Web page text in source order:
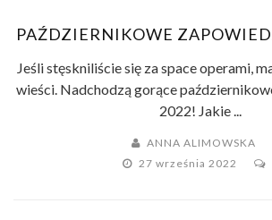
PAŹDZIERNIKOWE
Jeśli stęskniliście się za space operami,
wieści. Nadchodzą gorące
2022! Jakie ...
ANNA ALIMOWSKA
27 września 2022